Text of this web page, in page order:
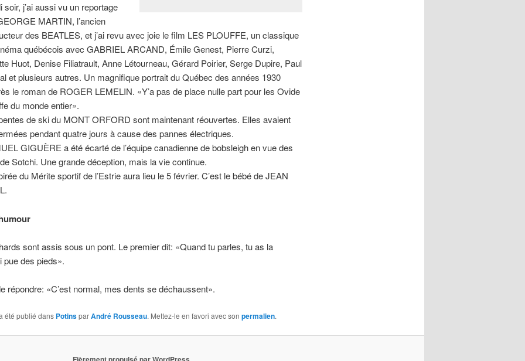
soir, j’ai aussi vu un reportage
MARTIN, l’ancien
des BEATLES, et j’ai revu avec joie le film LES PLOUFFE, un classique
québécois avec GABRIEL ARCAND, Émile Genest, Pierre Curzi,
Huot, Denise Filiatrault, Anne Létourneau, Gérard Poirier, Serge Dupire, Paul
et plusieurs autres. Un magnifique portrait du Québec des années 1930
le roman de ROGER LEMELIN. «Y’a pas de place nulle part pour les Ovide
du monde entier».
de ski du MONT ORFORD sont maintenant réouvertes. Elles avaient
pendant quatre jours à cause des pannes électriques.
GIGUÈRE a été écarté de l’équipe canadienne de bobsleigh en vue des
Sotchi. Une grande déception, mais la vie continue.
du Mérite sportif de l’Estrie aura lieu le 5 février. C’est le bébé de JEAN
sont assis sous un pont. Le premier dit: «Quand tu parles, tu as la
pue des pieds».
répondre: «C’est normal, mes dents se déchaussent».
été publié dans PotinsparAndré Rousseau. Mettez-le en favori avec son permalien.